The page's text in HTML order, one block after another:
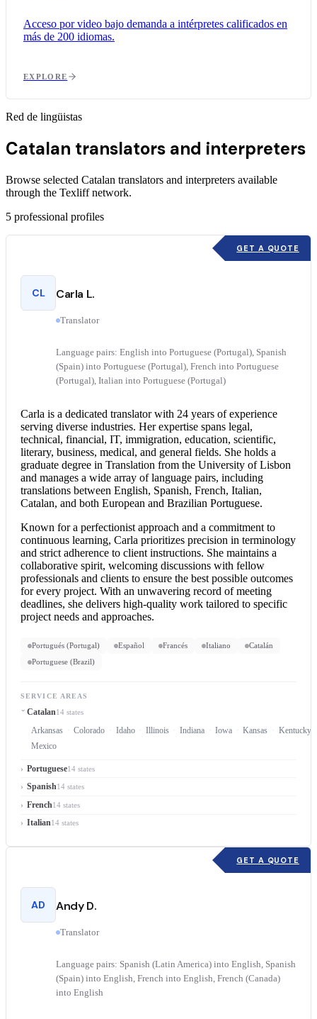
Acceso por video bajo demanda a intérpretes calificados en
más de 200 idiomas.
EXPLORE
Red de lingüistas
Catalan translators and interpreters
Browse selected Catalan translators and interpreters available
through the Texliff network.
5 professional profiles
GET A QUOTE
CL Carla L.
Translator
Language pairs: English into Portuguese (Portugal), Spanish
(Spain) into Portuguese (Portugal), French into Portuguese
(Portugal), Italian into Portuguese (Portugal)
Carla is a dedicated translator with 24 years of experience
serving diverse industries. Her expertise spans legal,
technical, financial, IT, immigration, education, scientific,
literary, business, medical, and general fields. She holds a
graduate degree in Translation from the University of Lisbon
and manages a wide array of language pairs, including
translations between English, Spanish, French, Italian,
Catalan, and both European and Brazilian Portuguese.
Known for a perfectionist approach and a commitment to
continuous learning, Carla prioritizes precision in terminology
and strict adherence to client instructions. She maintains a
collaborative spirit, welcoming discussions with fellow
professionals and clients to ensure the best possible outcomes
for every project. With an unwavering record of meeting
deadlines, she delivers high-quality work tailored to specific
project needs and approaches.
Portugués (Portugal) Español Francés Italiano
Catalán
Portuguese (Brazil)
SERVICE AREAS
Catalan14 states
Arkansas Colorado Idaho Illinois Indiana Iowa Kansas
Kentucky
Mexico
Portuguese14 states
Spanish14 states
French14 states
Italian14 states
GET A QUOTE
AD Andy D.
Translator
Language pairs: Spanish (Latin America) into English, Spanish
(Spain) into English, French into English, French (Canada)
into English